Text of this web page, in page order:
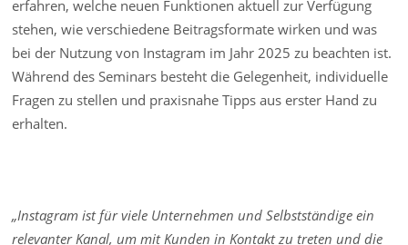
erfahren, welche neuen Funktionen aktuell zur Verfügung
stehen, wie verschiedene Beitragsformate wirken und was
bei der Nutzung von Instagram im Jahr 2025 zu beachten ist.
Während des Seminars besteht die Gelegenheit, individuelle
Fragen zu stellen und praxisnahe Tipps aus erster Hand zu
erhalten.
„Instagram ist für viele Unternehmen und Selbstständige ein
relevanter Kanal, um mit Kunden in Kontakt zu treten und die